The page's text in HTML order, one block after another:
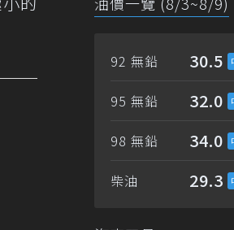
92 無鉛 30.5
95 無鉛 32.0
98 無鉛 34.0
柴油 29.3